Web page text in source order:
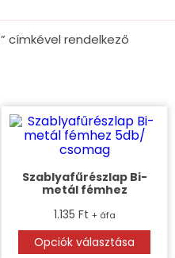
címkével rendelkező
Szablyafűrészlap Bi-
metál fémhez
1.135 Ft + áfa
Opciók választása
Ennek
terméknek
variációja
változatok
termékoldalon